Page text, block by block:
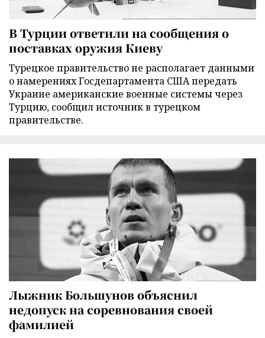
В Турции ответили на сообщения о
поставках оружия Киеву
Турецкое правительство не располагает данными
о намерениях Госдепартамента США передать
Украине американские военные системы через
Турцию, сообщил источник в турецком
правительстве.
Лыжник Большунов объяснил
недопуск на соревнования своей
фамилией